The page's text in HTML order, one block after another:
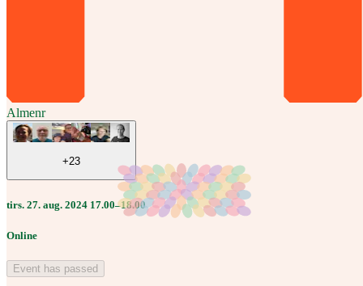
Almenr
+23
tirs. 27. aug. 2024 17.00–18.00
Online
Event has passed